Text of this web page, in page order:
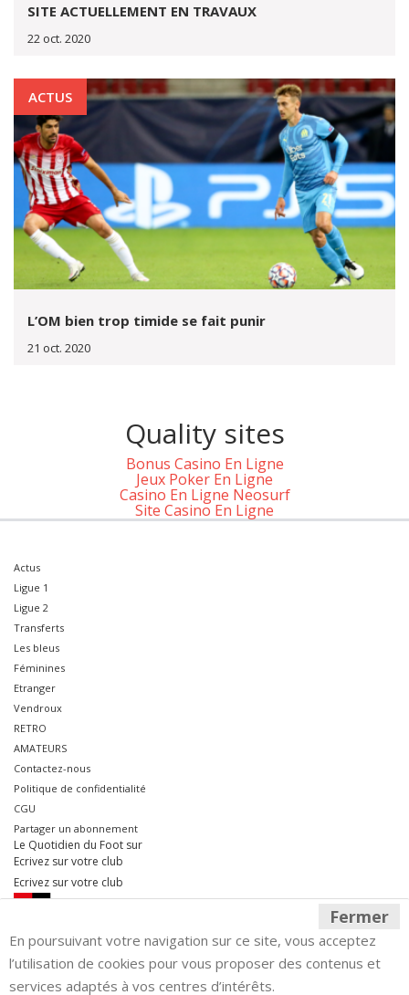
Fermer
En poursuivant votre navigation sur ce site, vous acceptez
l’utilisation de cookies pour vous proposer des contenus et
services adaptés à vos centres d’intérêts.
SITE ACTUELLEMENT EN TRAVAUX
22 oct. 2020
ACTUS
L’OM bien trop timide se fait punir
21 oct. 2020
Quality sites
Bonus Casino En Ligne
Jeux Poker En Ligne
Casino En Ligne Neosurf
Site Casino En Ligne
Actus
Ligue 1
Ligue 2
Transferts
Les bleus
Féminines
Etranger
Vendroux
RETRO
AMATEURS
Contactez-nous
Politique de confidentialité
CGU
Partager un abonnement
Le Quotidien du Foot sur
Ecrivez sur votre club
Ecrivez sur votre club